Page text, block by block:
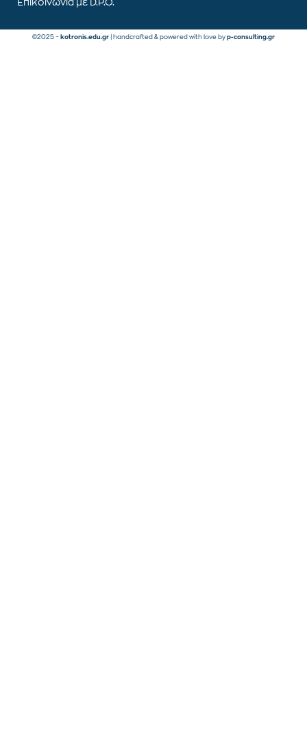
Επικοινωνία με D.P.O.
©2025 – kotronis.edu.gr | handcrafted & powered with love by p-consulting.gr